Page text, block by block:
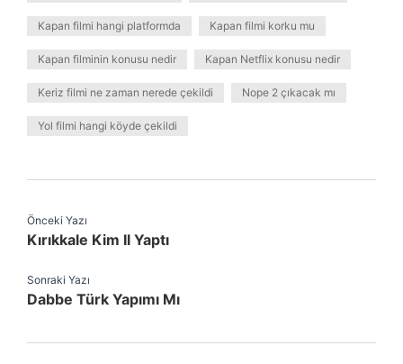
Kapan filmi hangi platformda Kapan filmi korku mu
Kapan filminin konusu nedir Kapan Netflix konusu nedir
Keriz filmi ne zaman nerede çekildi Nope 2 çıkacak mı
Yol filmi hangi köyde çekildi
Önceki Yazı
Kırıkkale Kim Il Yaptı
Sonraki Yazı
Dabbe Türk Yapımı Mı